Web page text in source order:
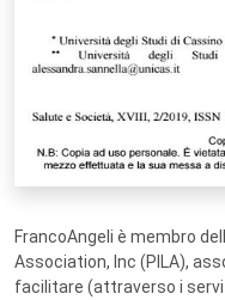
FrancoAngeli è membro
Association, Inc (PILA),
facilitare (attraverso i